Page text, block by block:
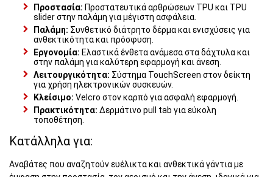
Προστασία: Προστατευτικά αρθρώσεων TPU και TPU
slider στην παλάμη για μέγιστη ασφάλεια.
Παλάμη: Συνθετικό διάτρητο δέρμα και ενισχύσεις για
ανθεκτικότητα και πρόσφυση.
Εργονομία: Ελαστικά ένθετα ανάμεσα στα δάχτυλα και
στην παλάμη για καλύτερη εφαρμογή και άνεση.
Λειτουργικότητα: Σύστημα TouchScreen στον δείκτη
για χρήση ηλεκτρονικών συσκευών.
Κλείσιμο: Velcro στον καρπό για ασφαλή εφαρμογή.
Πρακτικότητα: Δερμάτινο pull tab για εύκολη
τοποθέτηση.
Κατάλληλα για:
Αναβάτες που αναζητούν ευέλικτα και ανθεκτικά γάντια με